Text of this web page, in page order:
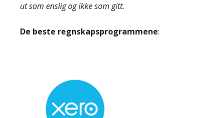
ut som enslig og ikke som gitt.
De beste regnskapsprogrammene: